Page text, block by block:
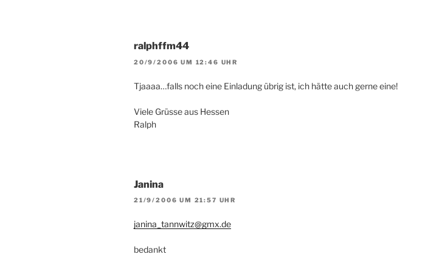
ralphffm44
20/9/2006 UM 12:46 UHR
Tjaaaa…falls noch eine Einladung übrig ist, ich hätte auch gerne eine!
Viele Grüsse aus Hessen
Ralph
Janina
21/9/2006 UM 21:57 UHR
janina_tannwitz@gmx.de
bedankt